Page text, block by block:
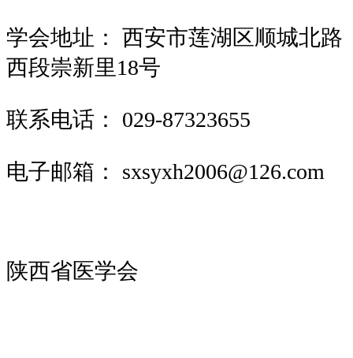
学会地址：
西安市莲湖区顺城北路
西段崇新里18号
联系电话： 029-87323655
电子邮箱： sxsyxh2006@126.com
陕西省医学会